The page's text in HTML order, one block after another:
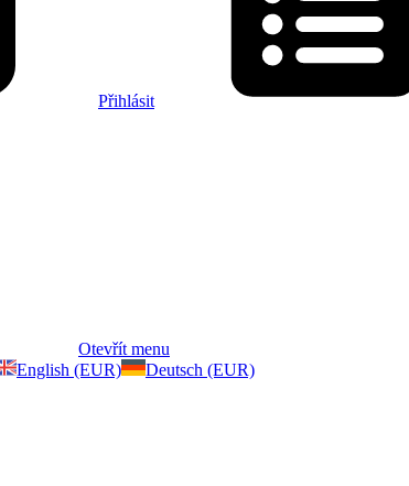
Přihlásit
Otevřít menu
English (EUR) Deutsch (EUR)